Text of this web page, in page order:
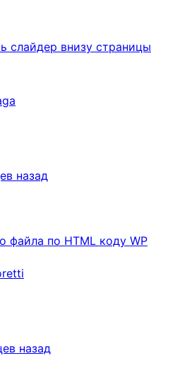
слайдер внизу страницы
назад
файла по HTML коду WP
назад